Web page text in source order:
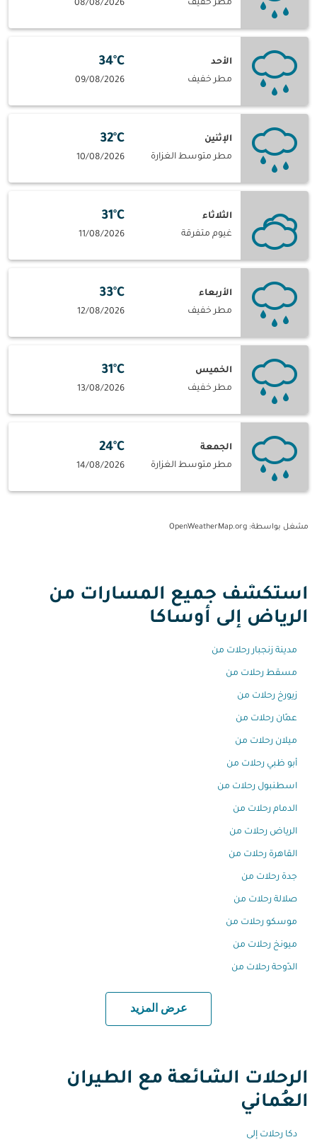
مطر خفيف 08/08/2026
الأحد
مطر خفيف
34°C
09/08/2026
الإثنين
مطر متوسط الغزارة
32°C
10/08/2026
الثلاثاء
غيوم متفرقة
31°C
11/08/2026
الأربعاء
مطر خفيف
33°C
12/08/2026
الخميس
مطر خفيف
31°C
13/08/2026
الجمعة
مطر متوسط الغزارة
24°C
14/08/2026
مشغل بواسطة: OpenWeatherMap.org
استكشف جميع المسارات من
الرياض إلى أوساكا
مدينة زنجبار رحلات من
مسقط رحلات من
زيورخ رحلات من
عمّان رحلات من
ميلان رحلات من
أبو ظبي رحلات من
اسطنبول رحلات من
الدمام رحلات من
الرياض رحلات من
القاهرة رحلات من
جدة رحلات من
صلالة رحلات من
موسكو رحلات من
ميونخ رحلات من
الدّوحة رحلات من
عرض المزيد
الرحلات الشائعة مع الطيران
العُماني
دكا رحلات إلى